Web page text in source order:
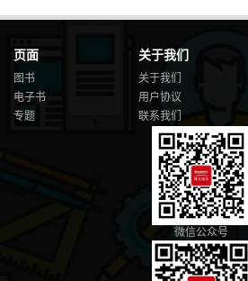
页面
图书
电子书
专题
关于我们
关于我们
用户协议
联系我们
微信公众号